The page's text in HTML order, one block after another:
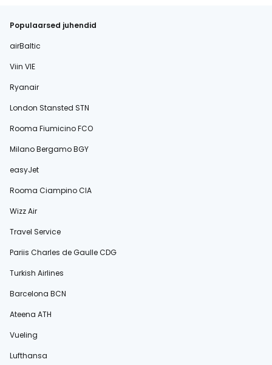
Populaarsed juhendid
airBaltic
Viin VIE
Ryanair
London Stansted STN
Rooma Fiumicino FCO
Milano Bergamo BGY
easyJet
Rooma Ciampino CIA
Wizz Air
Travel Service
Pariis Charles de Gaulle CDG
Turkish Airlines
Barcelona BCN
Ateena ATH
Vueling
Lufthansa